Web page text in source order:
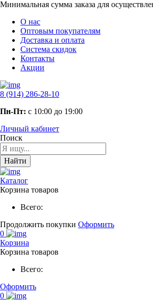
Минимальная сумма заказа для
О нас
Оптовым покупателям
Доставка и оплата
Система скидок
Контакты
Акции
8 (914) 286-28-10
Пн-Пт: с 10:00 до 19:00
Личный кабинет
Поиск
Найти
Каталог
Корзина товаров
Всего:
Продолжить покупки Оформить
0
Корзина
Корзина товаров
Всего:
Оформить
0